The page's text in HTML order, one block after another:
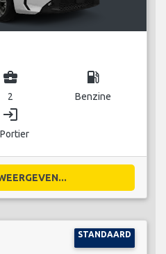
business_center
2
local_gas_station
Benzine
login
STANDAARD